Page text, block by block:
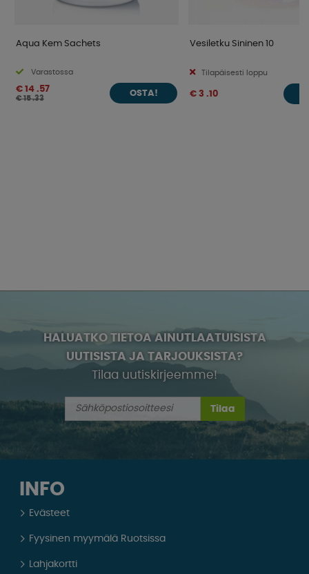
Aqua Kem Sachets
Varastossa
€ 14 .57
€ 15 .33
OSTA!
Vesiletku Sininen 10
Tilapäisesti loppu
€ 3 .10
HALUATKO TIETOA AINUTLAATUISISTA
UUTISISTA JA TARJOUKSISTA?
Tilaa uutiskirjeemme!
Tilaa
INFO
Evästeet
Fyysinen myymälä Ruotsissa
Lahjakortti